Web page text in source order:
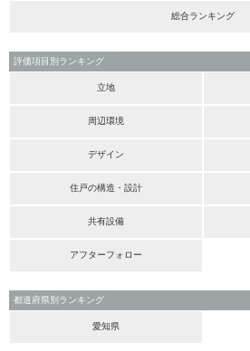
総合ランキング
評価項目別ランキング
立地
周辺環境
デザイン
住戸の構造・設計
共有設備
アフターフォロー
都道府県別ランキング
愛知県